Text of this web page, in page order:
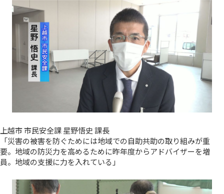
上越市 市民安全課 星野悟史 課長
「災害の被害を防ぐためには地域での自助共助の取り組みが重
要。地域の防災力を高めるために昨年度からアドバイザーを増
員。地域の支援に力を入れている」